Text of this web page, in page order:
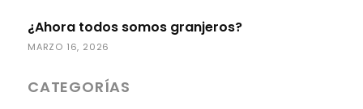
¿Ahora todos somos granjeros?
MARZO 16, 2026
CATEGORÍAS